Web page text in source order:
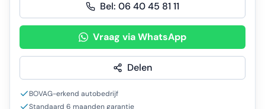
Bel: 06 40 45 81 11
Vraag via WhatsApp
Delen
BOVAG-erkend autobedrijf
Standaard 6 maanden garantie